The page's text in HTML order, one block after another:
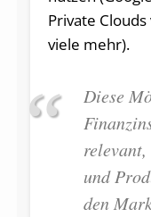
Private
viele mehr).
Diese
relevant,
und
den